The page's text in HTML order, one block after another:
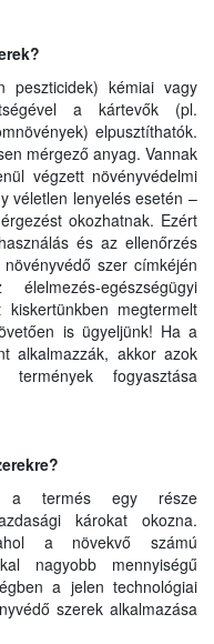
peszticidek) kémiai vagy
a kártevők (pl.
elpusztíthatók.
mérgező anyag. Vannak
végzett növényvédelmi
véletlen lenyelés esetén –
okozhatnak. Ezért
és az ellenőrzés
szer címkéjén
egészségügyi
megtermelt
is ügyeljünk! Ha a
alkalmazzák, akkor azok
fogyasztása
a termés egy része
károkat okozna.
a növekvő számú
nagyobb mennyiségű
a jelen technológiai
szerek alkalmazása